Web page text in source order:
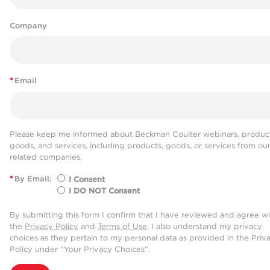
Company
* Email
Please keep me informed about Beckman Coulter webinars,
goods, and services, including products, goods, or services from our
related companies.
* By Email:
I Consent
I DO NOT Consent
By submitting this form I confirm that I have reviewed and agree
the Privacy Policy and Terms of Use. I also understand my privacy
choices as they pertain to my personal data as provided in the
Policy under “Your Privacy Choices”.